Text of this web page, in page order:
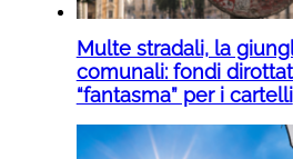
Multe stradali, la
comunali: fondi
“fantasma” per i cartelli